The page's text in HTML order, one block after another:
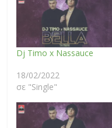
Dj Timo x Nassauce
18/02/2022
σε "Single"